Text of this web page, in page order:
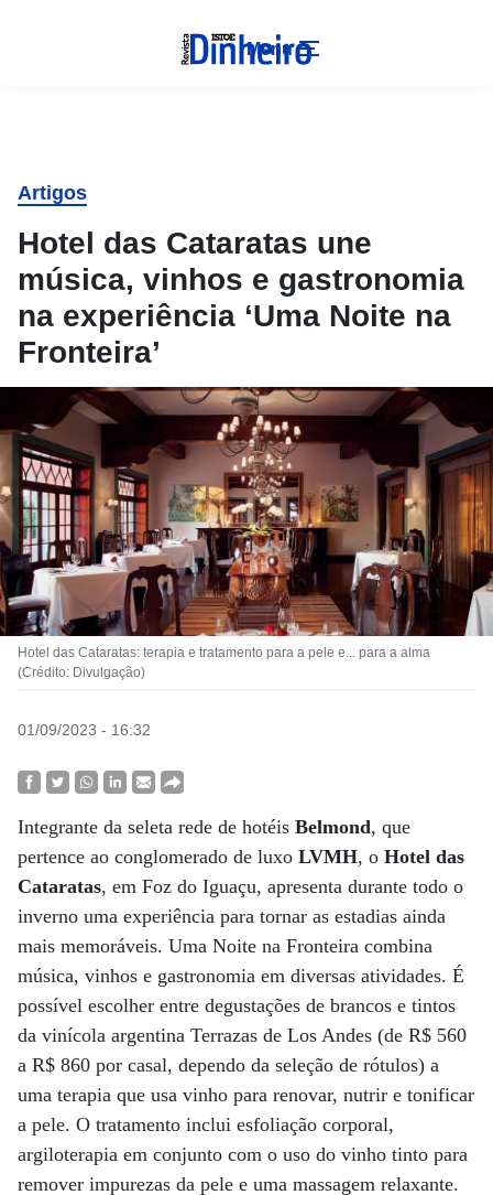
Menu
Artigos
Hotel das Cataratas une
música, vinhos e gastronomia
na experiência ‘Uma Noite na
Fronteira’
Hotel das Cataratas: terapia e tratamento para a pele e... para a alma
(Crédito: Divulgação)
01/09/2023 - 16:32
Integrante da seleta rede de hotéis Belmond, que
pertence ao conglomerado de luxo LVMH, o Hotel das
Cataratas, em Foz do Iguaçu, apresenta durante todo o
inverno uma experiência para tornar as estadias ainda
mais memoráveis. Uma Noite na Fronteira combina
música, vinhos e gastronomia em diversas atividades. É
possível escolher entre degustações de brancos e tintos
da vinícola argentina Terrazas de Los Andes (de R$ 560
a R$ 860 por casal, dependo da seleção de rótulos) a
uma terapia que usa vinho para renovar, nutrir e tonificar
a pele. O tratamento inclui esfoliação corporal,
argiloterapia em conjunto com o uso do vinho tinto para
remover impurezas da pele e uma massagem relaxante.